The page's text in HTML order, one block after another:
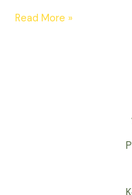
Read More »